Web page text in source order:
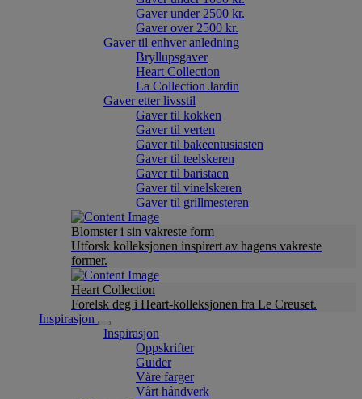
Gaver under 2500 kr.
Gaver over 2500 kr.
Gaver til enhver anledning
Bryllupsgaver
Heart Collection
La Collection Jardin
Gaver etter livsstil
Gaver til kokken
Gaver til verten
Gaver til bakeentusiasten
Gaver til teelskeren
Gaver til baristaen
Gaver til vinelskeren
Gaver til grillmesteren
Blomster i sin vakreste form
Utforsk kolleksjonen inspirert av hagens vakreste
former.
Heart Collection
Forelsk deg i Heart-kolleksjonen fra Le Creuset.
Inspirasjon
Inspirasjon
Oppskrifter
Guider
Våre farger
Vårt håndverk